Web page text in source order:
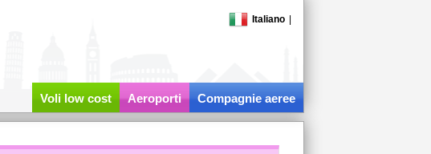
Italiano
Voli low cost Aeroporti Compagnie aeree